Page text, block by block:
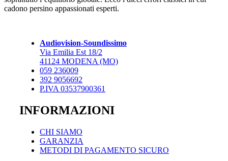
cadono persino appassionati esperti.
Audiovision-Soundissimo
Via Emilia Est 18/2
41124 MODENA (MO)
059 236009
392 9056692
P.IVA 03537900361
INFORMAZIONI
CHI SIAMO
GARANZIA
METODI DI PAGAMENTO SICURO